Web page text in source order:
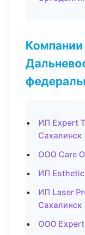
Компании
ИП Expert
Сахалинск
ООО Care
ИП
ИП Laser
Сахалинск
ООО